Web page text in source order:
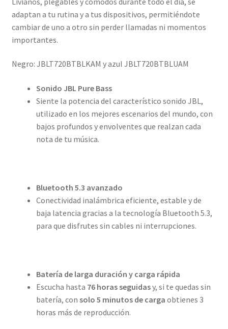
adaptan a tu rutina y a tus dispositivos, permitiéndote
cambiar de uno a otro sin perder llamadas ni momentos
importantes.
Negro: JBLT720BTBLKAM y azul JBLT720BTBLUAM
Sonido JBL Pure Bass
Siente la potencia del característico sonido JBL,
utilizado en los mejores escenarios del mundo, con
bajos profundos y envolventes que realzan cada
nota de tu música.
Bluetooth 5.3 avanzado
Conectividad inalámbrica eficiente, estable y de
baja latencia gracias a la tecnología Bluetooth 5.3,
para que disfrutes sin cables ni interrupciones.
Batería de larga duración y carga rápida
Escucha hasta 76 horas seguidasy, si te quedas sin
batería, con solo 5 minutos de carga obtienes 3
horas más de reproducción.